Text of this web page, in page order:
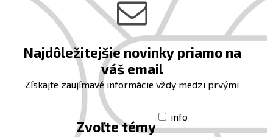
Najdôležitejšie novinky priamo na
váš email
Získajte zaujímavé informácie vždy medzi prvými
Zvoľte témy
info